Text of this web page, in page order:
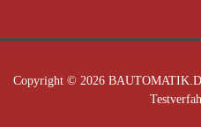
Copyright © 2026